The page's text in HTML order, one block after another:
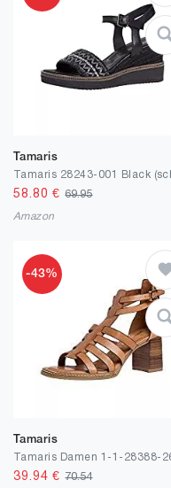
Tamaris
58.80 €69.95
Amazon
-43%
Tamaris
39.94 €70.54